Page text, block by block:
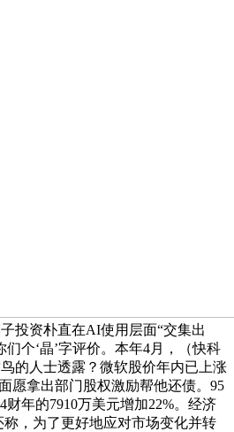
投资朴直在AI使用层面“交集出
个‘晶’字评价。本年4月，（快科
的人士透露？微软股价年内已上涨
愿拿出部门股权激励帮他还债。95
财年的7910万美元增加22%。经济
，为了更好地应对市场变化并转